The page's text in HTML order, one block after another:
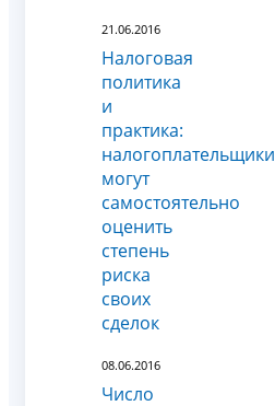
21.06.2016
Налоговая
политика
и
практика:
налогоплательщики
могут
самостоятельно
оценить
степень
риска
своих
сделок
08.06.2016
Число